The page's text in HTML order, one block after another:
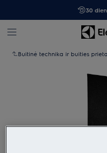
30
Buitinė technika ir buities